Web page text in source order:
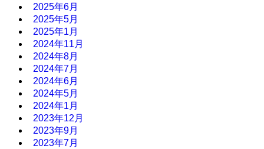
2025年6月
2025年5月
2025年1月
2024年11月
2024年8月
2024年7月
2024年6月
2024年5月
2024年1月
2023年12月
2023年9月
2023年7月